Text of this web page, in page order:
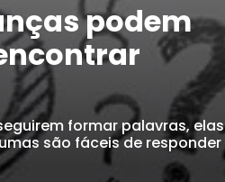
podem
formar palavras, elas
são fáceis de responder